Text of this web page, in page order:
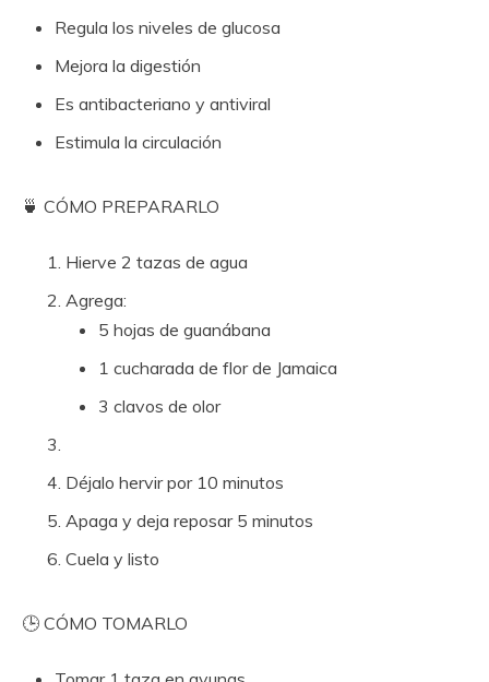
Regula los niveles de glucosa
Mejora la digestión
Es antibacteriano y antiviral
Estimula la circulación
🍵 CÓMO PREPARARLO
Hierve 2 tazas de agua
Agrega:
5 hojas de guanábana
1 cucharada de flor de Jamaica
3 clavos de olor
Déjalo hervir por 10 minutos
Apaga y deja reposar 5 minutos
Cuela y listo
🕒 CÓMO TOMARLO